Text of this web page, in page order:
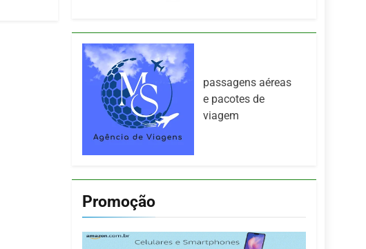
passagens aéreas
e pacotes de
viagem
Promoção